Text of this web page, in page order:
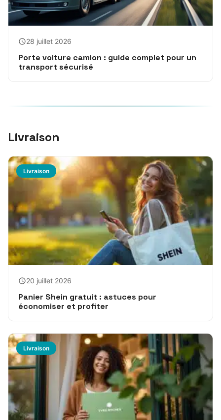
28 juillet 2026
Porte voiture camion : guide complet pour un
transport sécurisé
Livraison
Livraison
20 juillet 2026
Panier Shein gratuit : astuces pour
économiser et profiter
Livraison